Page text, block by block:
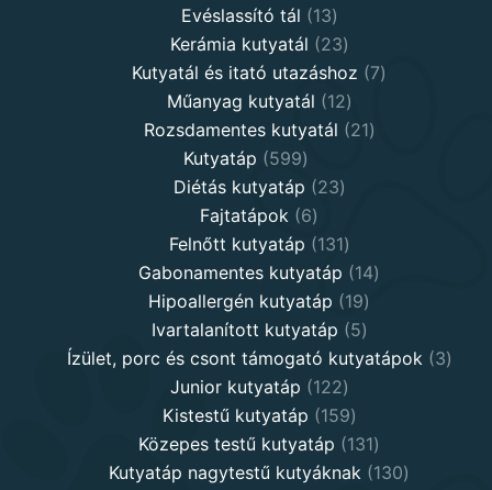
products
Evéslassító tál 1313
products
Kerámia kutyatál 2323
products
Kutyatál és itató utazáshoz 77
Műanyag kutyatál 1212
products
Rozsdamentes kutyatál 2121
Kutyatáp 599599
products
Diétás kutyatáp 2323
Fajtatápok 66
products
Felnőtt kutyatáp 131131
products
Gabonamentes kutyatáp 1414
Hipoallergén kutyatáp 1919
products
Ivartalanított kutyatáp 55
products
Ízület, porc és csont támogató kutyatápok 33
Junior kutyatáp 122122
products
Kistestű kutyatáp 159159
products
Közepes testű kutyatáp 131131
products
Kutyatáp nagytestű kutyáknak 130130